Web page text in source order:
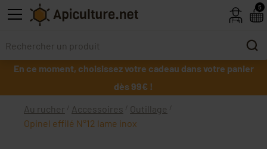
Skip to main content
En ce moment, choisissez votre cadeau dans votre panier
dès 99€ !
Au rucher Accessoires
Outillage
Opinel effilé N°12 lame inox
5